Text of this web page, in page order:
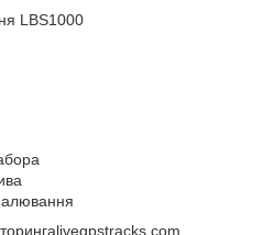
LBS1000